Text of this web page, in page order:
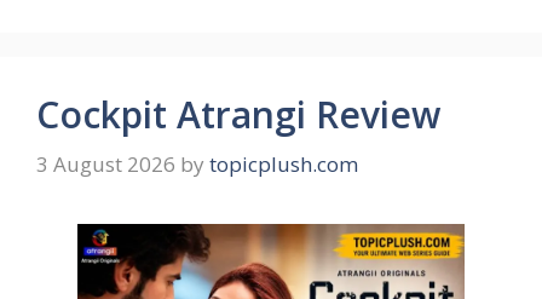
Cockpit Atrangi Review
3 August 2026 by topicplush.com